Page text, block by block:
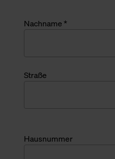
Nachname *
Straße
Hausnummer